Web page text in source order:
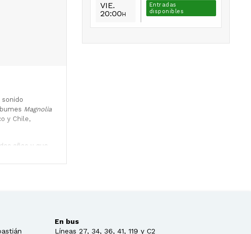
sonido
Magnolia
y Chile,
años y que
de gran
VIE.
20:00H
Entradas
disponibles
En bus
Líneas 27, 34, 36, 41, 119 y C2